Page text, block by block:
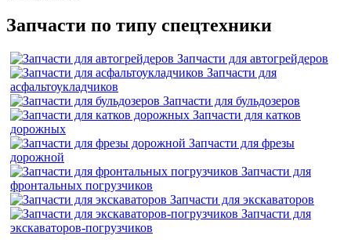
Запчасти по типу спецтехники
Запчасти для автогрейдеров
Запчасти для
асфальтоукладчиков
Запчасти для бульдозеров
Запчасти для катков
дорожных
Запчасти для фрезы
дорожной
Запчасти для
фронтальных погрузчиков
Запчасти для экскаваторов
Запчасти для
экскаваторов-погрузчиков